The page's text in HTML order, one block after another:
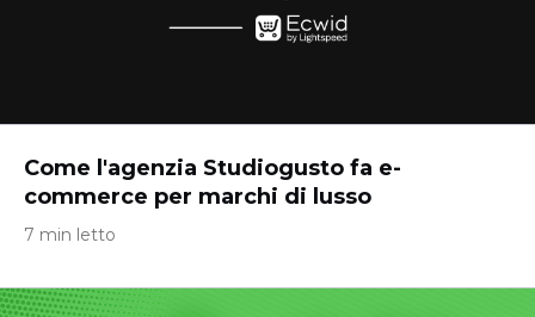
Come l'agenzia Studiogusto fa e-
commerce per marchi di lusso
7 min letto